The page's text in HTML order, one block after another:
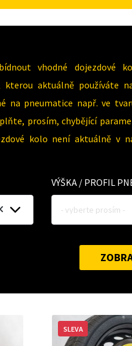
vhodné dojezdové
aktuálně používáte
na pneumatice např. ve
prosím, chybějící
kolo není aktuálně v
VÝŠKA / PROFIL
- vyberte prosím -
SLEVA